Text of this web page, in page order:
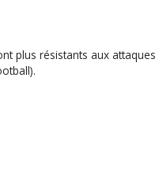
plus résistants aux